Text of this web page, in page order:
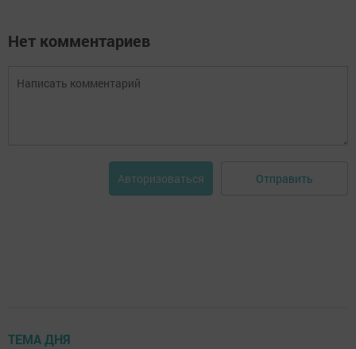
Нет комментариев
Авторизоваться Отправить
ТЕМА ДНЯ